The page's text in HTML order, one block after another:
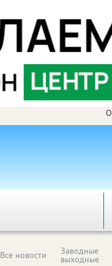
Все новости Заводные
выходные